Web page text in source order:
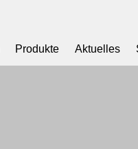
Produkte Aktuelles